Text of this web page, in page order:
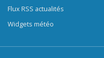
Flux RSS actualités
Widgets météo